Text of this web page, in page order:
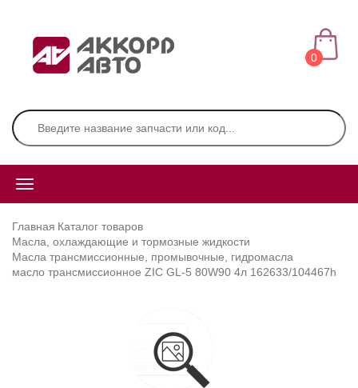
0
Главная Каталог товаров
Масла, охлаждающие и тормозные жидкости
Масла трансмиссионные, промывочные, гидромасла
масло трансмиссионное ZIC GL-5 80W90 4л 162633/104467h